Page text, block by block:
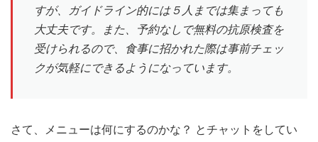
すが、ガイドライン的には５人までは集まっても
大丈夫です。また、予約なしで無料の抗原検査を
受けられるので、食事に招かれた際は事前チェッ
クが気軽にできるようになっています。
さて、メニューは何にするのかな？ とチャットをしてい